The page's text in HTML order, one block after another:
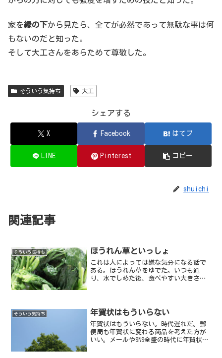
家を縁の下から見たら、全てが必然であって無駄な事は何
もないのだと知った。
そして大工さんをあらためて尊敬した。
そういう気持ち 大工
シェアする
X Facebook はてブ
LINE Pinterest コピー
shuichi
関連記事
そういう気持ち ほうれん草といっしょ
これは人によっては嫌な気分になる話で
ある。ほうれん草をゆでた。いつも通
り、水でしめた後、食べやすい大きさに
そういう気持ち 年賀状はもういらない
年賀状はもういらない。時代遅れだ。郵
便局も年賀状に変わる商品を考えた方が
いい。メールやSNS全盛の時代に年賀状は